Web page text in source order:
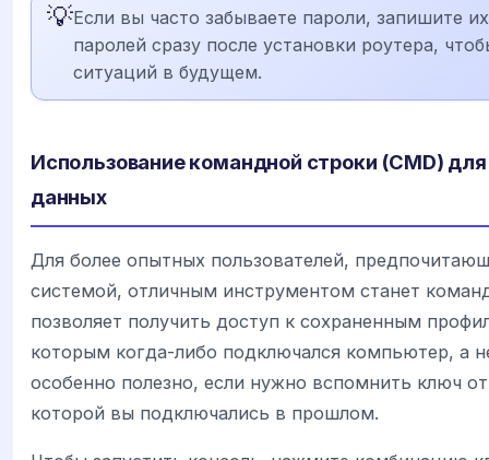
💡Если вы часто забываете пароли, запишите
паролей сразу после установки роутера,
ситуаций в будущем.
Использование командной строки (CMD)
данных
Для более опытных пользователей,
системой, отличным инструментом станет
позволяет получить доступ к сохраненным
которым когда-либо подключался компьютер, а
особенно полезно, если нужно вспомнить ключ
которой вы подключались в прошлом.